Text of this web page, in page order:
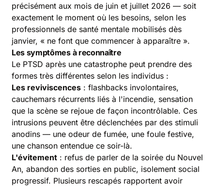
précisément aux mois de juin et juillet 2026 — soit
exactement le moment où les besoins, selon les
professionnels de santé mentale mobilisés dès
janvier, « ne font que commencer à apparaître ».
Les symptômes à reconnaître
Le PTSD après une catastrophe peut prendre des
formes très différentes selon les individus :
Les reviviscences : flashbacks involontaires,
cauchemars récurrents liés à l'incendie, sensation
que la scène se rejoue de façon incontrôlable. Ces
intrusions peuvent être déclenchées par des stimuli
anodins — une odeur de fumée, une foule festive,
une chanson entendue ce soir-là.
L'évitement : refus de parler de la soirée du Nouvel
An, abandon des sorties en public, isolement social
progressif. Plusieurs rescapés rapportent avoir